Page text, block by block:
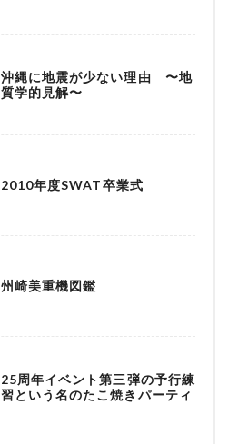
沖縄に地震が少ない理由 〜地
質学的見解〜
2010年度SWAT卒業式
州崎美重機図鑑
25周年イベント第三弾の予行練
習という名のたこ焼きパーティ